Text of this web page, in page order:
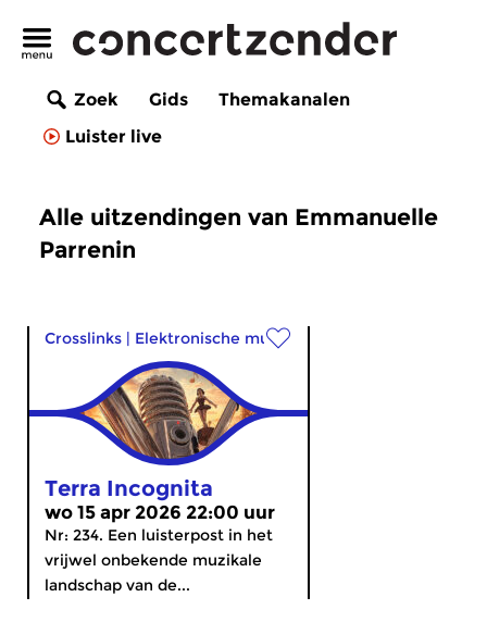
Zoek Gids
Themakanalen
Luister live
Alle uitzendingen van Emmanuelle
Parrenin
Crosslinks | Elektronische muziek
Terra Incognita
wo 15 apr 2026 22:00 uur
Nr: 234. Een luisterpost in het
vrijwel onbekende muzikale
landschap van de...